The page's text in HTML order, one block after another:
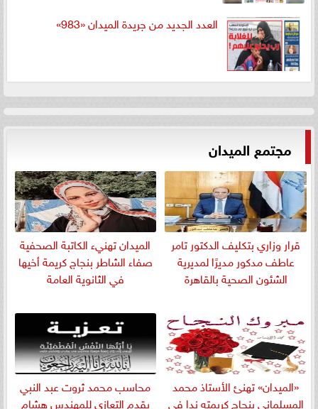
العدد الجديد من جريدة الميدان «983»
مجتمع الميدان
قرار وزاري بتكليف الدكتور تامر
عاطف مدكور مديرًا لمديرية
الشئون الصحية بالقاهرة
الميدان تهنيء الكاتبة الصحفية
صفاء الشاطر بنجاج كريمة أخيها
في الثانوية العامة
«الميدان» تهنئ الأستاذ محمد
المسلمانى بنجاح كريمته ندا في
​محاسب محمد ثروت عبد النبي
يقدم التعازي للمهندس هشام